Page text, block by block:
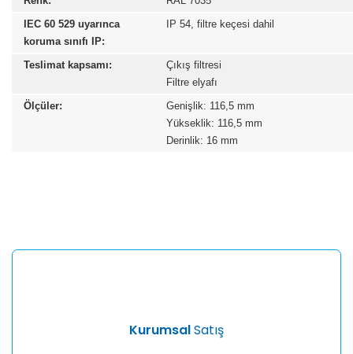
IEC 60 529 uyarınca
koruma sınıfı IP:
IP 54, filtre keçesi dahil
Teslimat kapsamı:
Çıkış filtresi
Filtre elyafı
Ölçüler:
Genişlik: 116,5 mm
Yükseklik: 116,5 mm
Derinlik: 16 mm
Yorum Yaz
Ürün fiyatı diğer sitelerden daha pahalı.
KurumsalSatış